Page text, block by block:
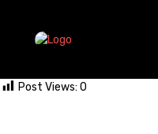
Post Views: 0